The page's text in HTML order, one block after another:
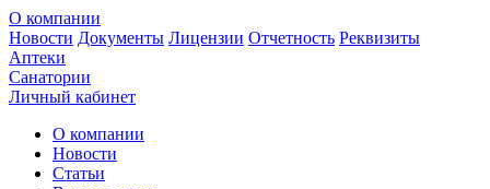
О компании
Новости Документы Лицензии Отчетность Реквизиты
Аптеки
Санатории
Личный кабинет
О компании
Новости
Статьи